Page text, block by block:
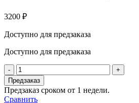
3200 ₽
Доступно для предзаказа
Доступно для предзаказа
Количество
товара
ProX
Подшипник
Предзаказ
Предзаказ сроком от 1 недели.
Сравнить